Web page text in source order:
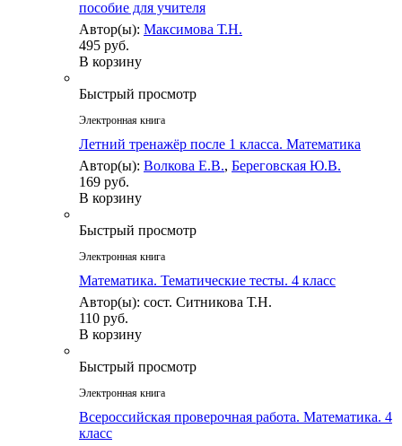
пособие для учителя
Автор(ы): Максимова Т.Н.
495 руб.
В корзину
Быстрый просмотр
Электронная книга
Летний тренажёр после 1 класса. Математика
Автор(ы): Волкова Е.В., Береговская Ю.В.
169 руб.
В корзину
Быстрый просмотр
Электронная книга
Математика. Тематические тесты. 4 класс
Автор(ы): сост. Ситникова Т.Н.
110 руб.
В корзину
Быстрый просмотр
Электронная книга
Всероссийская проверочная работа. Математика. 4
класс